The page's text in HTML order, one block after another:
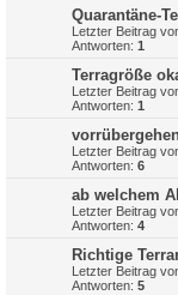
Quarantäne-
Letzter Beitrag
Antworten: 1
Terragröße
Letzter Beitrag
Antworten: 1
Letzter Beitrag
Antworten: 6
ab welchem
Letzter Beitrag
Antworten: 4
Richtige
Letzter Beitrag
Antworten: 5